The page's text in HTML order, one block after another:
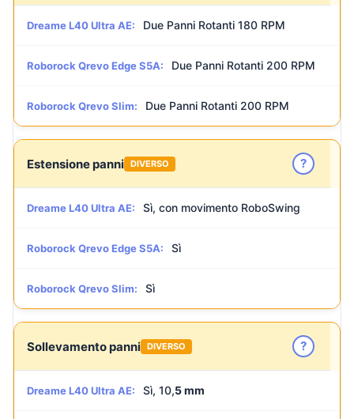
Dreame L40 Ultra AE: Due Panni Rotanti 180 RPM
Roborock Qrevo Edge S5A: Due Panni Rotanti 200 RPM
Roborock Qrevo Slim: Due Panni Rotanti 200 RPM
Estensione panni DIVERSO ?
Dreame L40 Ultra AE: Sì, con movimento RoboSwing
Roborock Qrevo Edge S5A: Sì
Roborock Qrevo Slim: Sì
Sollevamento panni DIVERSO ?
Dreame L40 Ultra AE: Sì, 10,5 mm